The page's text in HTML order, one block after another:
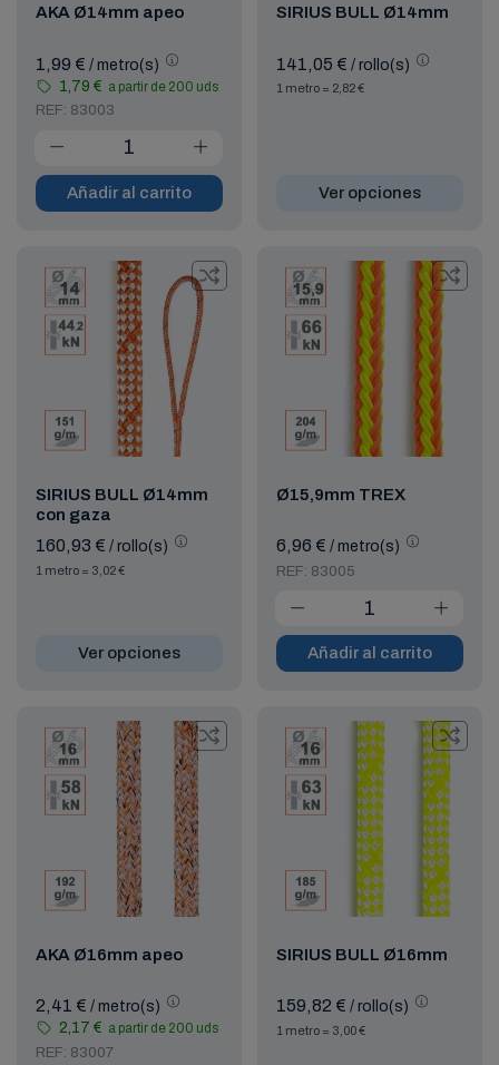
AKA Ø14mm apeo
1,99 € / metro(s)
1,79 € a partir de 200 uds
REF: 83003
Añadir al carrito
SIRIUS BULL Ø14mm
141,05 € / rollo(s)
1 metro = 2,82 €
Ver opciones
SIRIUS BULL Ø14mm
con gaza
160,93 € / rollo(s)
1 metro = 3,02 €
Ver opciones
Ø15,9mm TREX
6,96 € / metro(s)
REF: 83005
Añadir al carrito
AKA Ø16mm apeo
2,41 € / metro(s)
2,17 € a partir de 200 uds
REF: 83007
SIRIUS BULL Ø16mm
159,82 € / rollo(s)
1 metro = 3,00 €